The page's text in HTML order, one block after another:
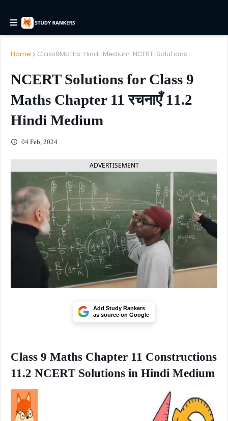
Home Class9Maths-Hindi-Medium-NCERT-Solutions
NCERT Solutions for Class 9
Maths Chapter 11 रचनाएँ 11.2
Hindi Medium
04 Feb, 2024
ADVERTISEMENT
Add Study Rankers
as source on Google
Class 9 Maths Chapter 11 Constructions
11.2 NCERT Solutions in Hindi Medium